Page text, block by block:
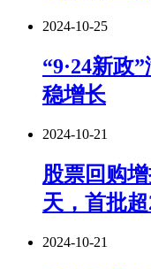
2024-10-25
“9·24新政
稳增长
2024-10-21
股票回购
天，首批
2024-10-21